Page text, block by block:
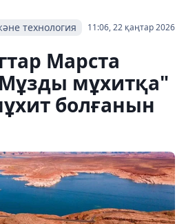
11:06, 22 қаңтар 2026
технология
Марста
Мұзды мұхитқа"
болғанын